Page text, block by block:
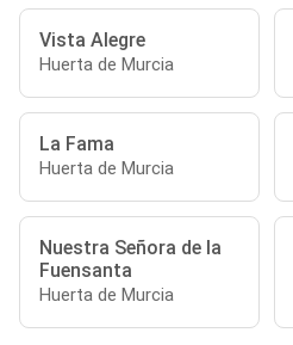
Vista Alegre
Huerta de Murcia
La Fama
Huerta de Murcia
Nuestra Señora de la
Fuensanta
Huerta de Murcia